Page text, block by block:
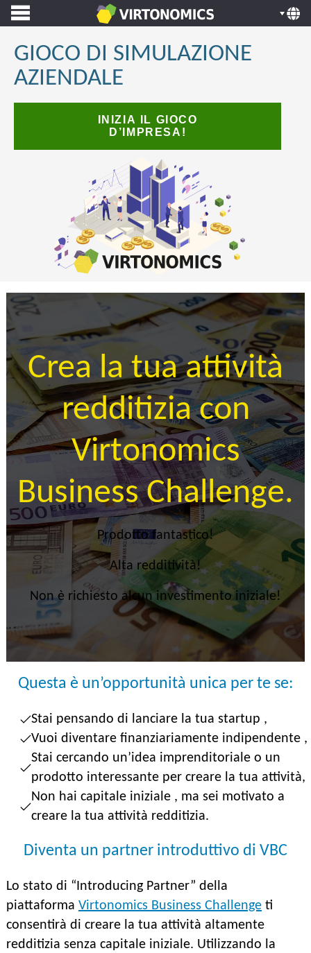
GIOCO DI SIMULAZIONE
AZIENDALE
INIZIA IL GIOCO
D’IMPRESA!
Crea la tua attività
redditizia con
Virtonomics
Business Challenge.
Prodotto fantastico!
Alta redditività!
Non è richiesto alcun investimento iniziale!
Questa è un’opportunità unica per te se:
Stai pensando di lanciare la tua startup ,
Vuoi diventare finanziariamente indipendente ,
Stai cercando un’idea imprenditoriale o un
prodotto interessante per creare la tua attività,
Non hai capitale iniziale , ma sei motivato a
creare la tua attività redditizia.
Diventa un partner introduttivo di VBC
Lo stato di “Introducing Partner” della
piattaforma Virtonomics Business Challengeti
consentirà di creare la tua attività altamente
redditizia senza capitale iniziale. Utilizzando la